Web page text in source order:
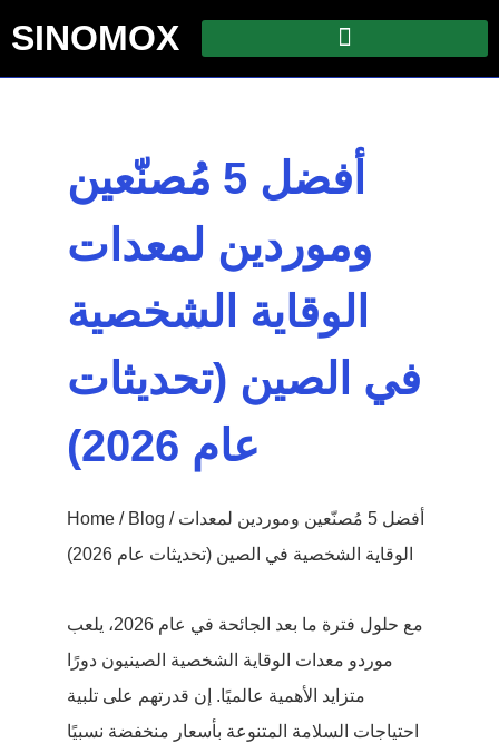
SINOMOX
أفضل 5 مُصنّعين
وموردين لمعدات
الوقاية الشخصية
في الصين (تحديثات
عام 2026)
Home / Blog / أفضل 5 مُصنّعين وموردين لمعدات
الوقاية الشخصية في الصين (تحديثات عام 2026)
مع حلول فترة ما بعد الجائحة في عام 2026، يلعب
موردو معدات الوقاية الشخصية الصينيون دورًا
متزايد الأهمية عالميًا. إن قدرتهم على تلبية
احتياجات السلامة المتنوعة بأسعار منخفضة نسبيًا